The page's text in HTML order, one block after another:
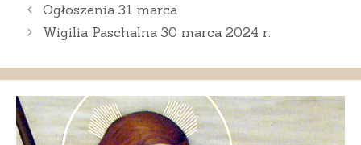
Ogłoszenia 31 marca
Wigilia Paschalna 30 marca 2024 r.